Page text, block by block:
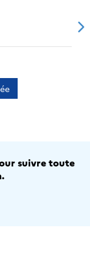
suivre toute